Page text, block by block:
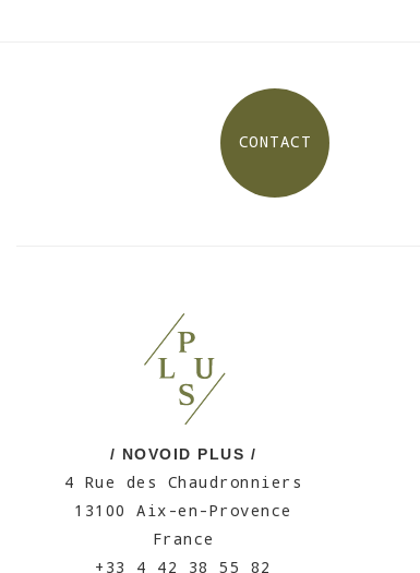
CONTACT
/ NOVOID PLUS /
4 Rue des Chaudronniers
13100 Aix-en-Provence
France
+33 4 42 38 55 82